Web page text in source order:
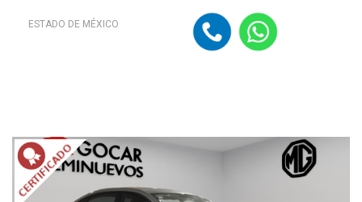
ESTADO DE MÉXICO